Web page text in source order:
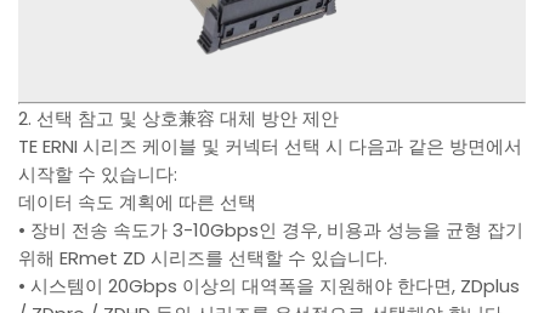
2. 선택 참고 및 상호兼容 대체 방안 제안
TE ERNI 시리즈 케이블 및 커넥터 선택 시 다음과 같은 방면에서
시작할 수 있습니다:
데이터 속도 계획에 따른 선택
• 장비 전송 속도가 3-10Gbps인 경우, 비용과 성능을 균형 잡기
위해 ERmet ZD 시리즈를 선택할 수 있습니다.
• 시스템이 20Gbps 이상의 대역폭을 지원해야 한다면, ZDplus